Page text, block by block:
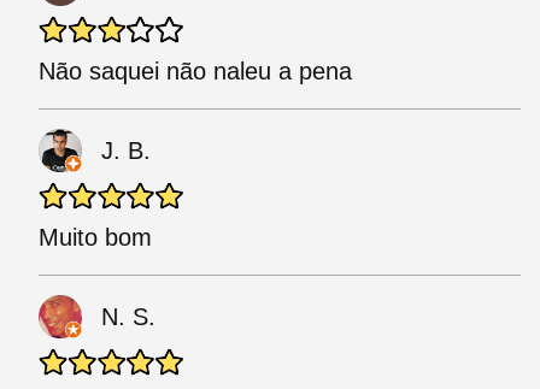
Não saquei não naleu a pena
J. B.
Muito bom
N. S.